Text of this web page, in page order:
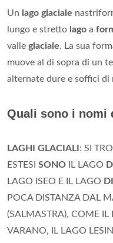
Un lago glaciale
lungo e stretto lago a
valle glaciale. La sua
muove al di sopra di un
alternate dure e soffici di
Quali sono i nomi
LAGHI GLACIALI : SI
ESTESI SONO IL LAGO DI
LAGO ISEO E IL LAGO DI
POCA DISTANZA DAL
(SALMASTRA), COME IL
VARANO, IL LAGO